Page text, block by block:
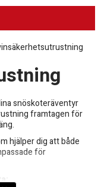
snöskoteräventyr
framtagen för
hjälper dig att både
för